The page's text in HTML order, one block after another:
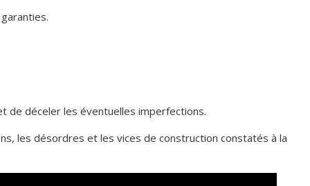
de déceler les éventuelles imperfections.
les désordres et les vices de construction constatés à la